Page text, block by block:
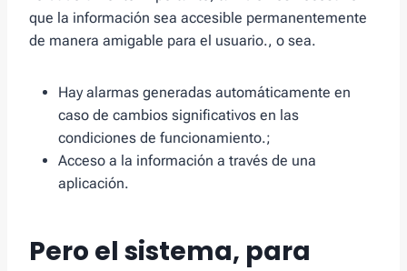
que la información sea accesible permanentemente
de manera amigable para el usuario., o sea.
Hay alarmas generadas automáticamente en
caso de cambios significativos en las
condiciones de funcionamiento.;
Acceso a la información a través de una
aplicación.
Pero el sistema, para